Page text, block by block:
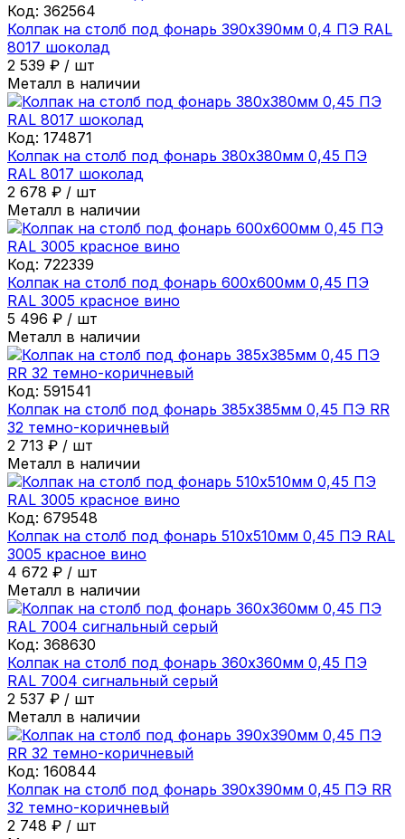
Код: 362564
Колпак на столб под фонарь 390х390мм 0,4 ПЭ RAL
8017 шоколад
2 539 ₽ / шт
Металл в наличии
Код: 174871
Колпак на столб под фонарь 380х380мм 0,45 ПЭ
RAL 8017 шоколад
2 678 ₽ / шт
Металл в наличии
Код: 722339
Колпак на столб под фонарь 600х600мм 0,45 ПЭ
RAL 3005 красное вино
5 496 ₽ / шт
Металл в наличии
Код: 591541
Колпак на столб под фонарь 385х385мм 0,45 ПЭ RR
32 темно-коричневый
2 713 ₽ / шт
Металл в наличии
Код: 679548
Колпак на столб под фонарь 510х510мм 0,45 ПЭ RAL
3005 красное вино
4 672 ₽ / шт
Металл в наличии
Код: 368630
Колпак на столб под фонарь 360х360мм 0,45 ПЭ
RAL 7004 сигнальный серый
2 537 ₽ / шт
Металл в наличии
Код: 160844
Колпак на столб под фонарь 390х390мм 0,45 ПЭ RR
32 темно-коричневый
2 748 ₽ / шт